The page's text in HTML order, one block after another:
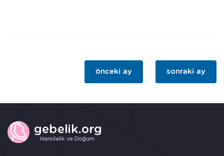
önceki ay sonraki ay